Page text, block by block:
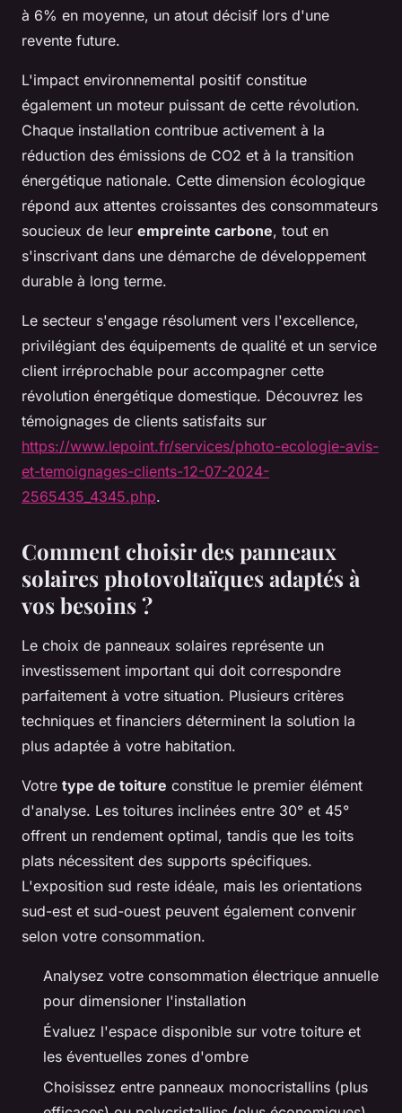
à 6% en moyenne, un atout décisif lors d'une
revente future.
L'impact environnemental positif constitue
également un moteur puissant de cette révolution.
Chaque installation contribue activement à la
réduction des émissions de CO2 et à la transition
énergétique nationale. Cette dimension écologique
répond aux attentes croissantes des consommateurs
soucieux de leur empreinte carbone, tout en
s'inscrivant dans une démarche de développement
durable à long terme.
Le secteur s'engage résolument vers l'excellence,
privilégiant des équipements de qualité et un service
client irréprochable pour accompagner cette
révolution énergétique domestique. Découvrez les
témoignages de clients satisfaits sur
https://www.lepoint.fr/services/photo-ecologie-avis-
et-temoignages-clients-12-07-2024-
2565435_4345.php.
Comment choisir des panneaux
solaires photovoltaïques adaptés à
vos besoins ?
Le choix de panneaux solaires représente un
investissement important qui doit correspondre
parfaitement à votre situation. Plusieurs critères
techniques et financiers déterminent la solution la
plus adaptée à votre habitation.
Votre type de toiture constitue le premier élément
d'analyse. Les toitures inclinées entre 30° et 45°
offrent un rendement optimal, tandis que les toits
plats nécessitent des supports spécifiques.
L'exposition sud reste idéale, mais les orientations
sud-est et sud-ouest peuvent également convenir
selon votre consommation.
Analysez votre consommation électrique annuelle
pour dimensioner l'installation
Évaluez l'espace disponible sur votre toiture et
les éventuelles zones d'ombre
Choisissez entre panneaux monocristallins (plus